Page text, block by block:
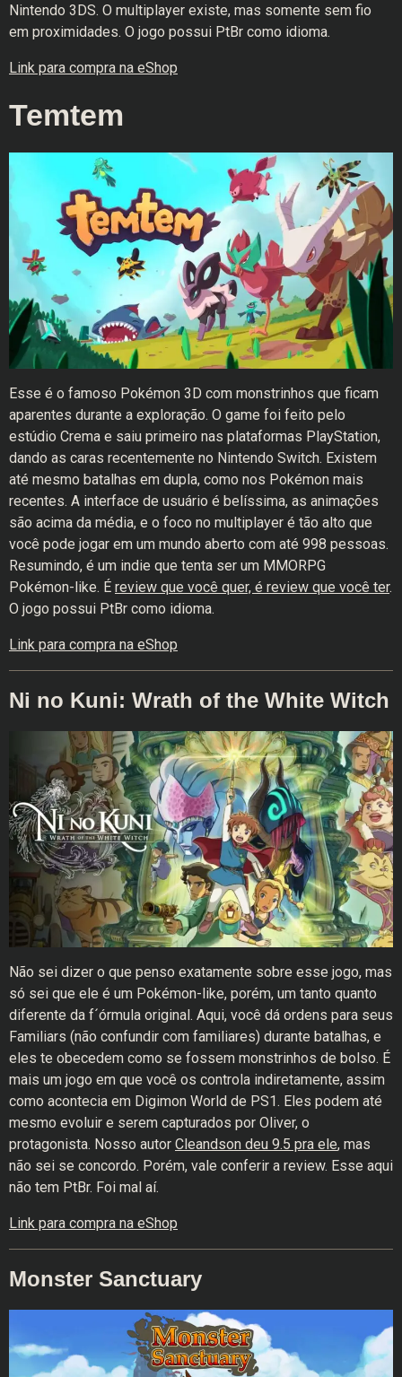
Nintendo 3DS. O multiplayer existe, mas somente sem fio
em proximidades. O jogo possui PtBr como idioma.
Link para compra na eShop
Temtem
Esse é o famoso Pokémon 3D com monstrinhos que ficam
aparentes durante a exploração. O game foi feito pelo
estúdio Crema e saiu primeiro nas plataformas PlayStation,
dando as caras recentemente no Nintendo Switch. Existem
até mesmo batalhas em dupla, como nos Pokémon mais
recentes. A interface de usuário é belíssima, as animações
são acima da média, e o foco no multiplayer é tão alto que
você pode jogar em um mundo aberto com até 998 pessoas.
Resumindo, é um indie que tenta ser um MMORPG
Pokémon-like. É review que você quer, é review que você ter.
O jogo possui PtBr como idioma.
Link para compra na eShop
Ni no Kuni: Wrath of the White Witch
Não sei dizer o que penso exatamente sobre esse jogo, mas
só sei que ele é um Pokémon-like, porém, um tanto quanto
diferente da f´órmula original. Aqui, você dá ordens para seus
Familiars (não confundir com familiares) durante batalhas, e
eles te obecedem como se fossem monstrinhos de bolso. É
mais um jogo em que você os controla indiretamente, assim
como acontecia em Digimon World de PS1. Eles podem até
mesmo evoluir e serem capturados por Oliver, o
protagonista. Nosso autor Cleandson deu 9.5 pra ele, mas
não sei se concordo. Porém, vale conferir a review. Esse aqui
não tem PtBr. Foi mal aí.
Link para compra na eShop
Monster Sanctuary